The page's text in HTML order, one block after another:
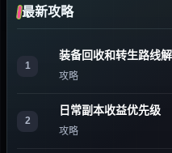
最新攻略
1
装备回收和转生路线
攻略
2
日常副本收益优先级
攻略